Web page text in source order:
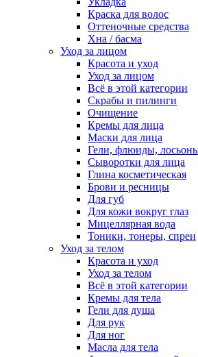
Краска для волос
Оттеночные средства
Хна / басма
Уход за лицом
Красота и уход
Уход за лицом
Всё в этой категории
Скрабы и пилинги
Очищение
Кремы для лица
Маски для лица
Гели, флюиды,
Сыворотки для лица
Глина косметическая
Брови и ресницы
Для губ
Для кожи вокруг глаз
Мицеллярная вода
Тоники, тонеры, спреи
Уход за телом
Красота и уход
Уход за телом
Всё в этой категории
Кремы для тела
Гели для душа
Для рук
Для ног
Масла для тела